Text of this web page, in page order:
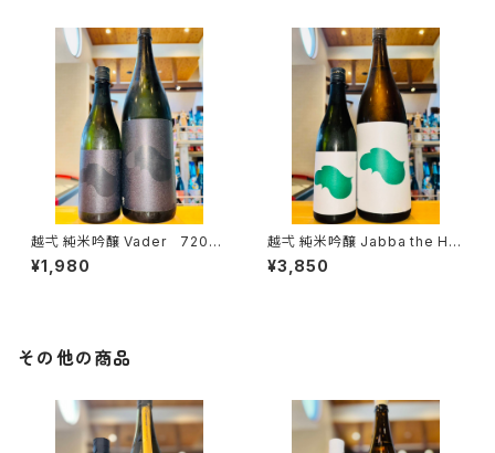
越弌 純米吟醸 Vader 720ml
１本（株式会社越後鶴亀・新潟県
新潟市西蒲区竹野町）
¥1,980
越弌 純米吟醸 Jabba the H
1800ml１本（株式会社越後鶴
亀・新潟県新潟市西蒲区竹野
¥3,850
その他の商品